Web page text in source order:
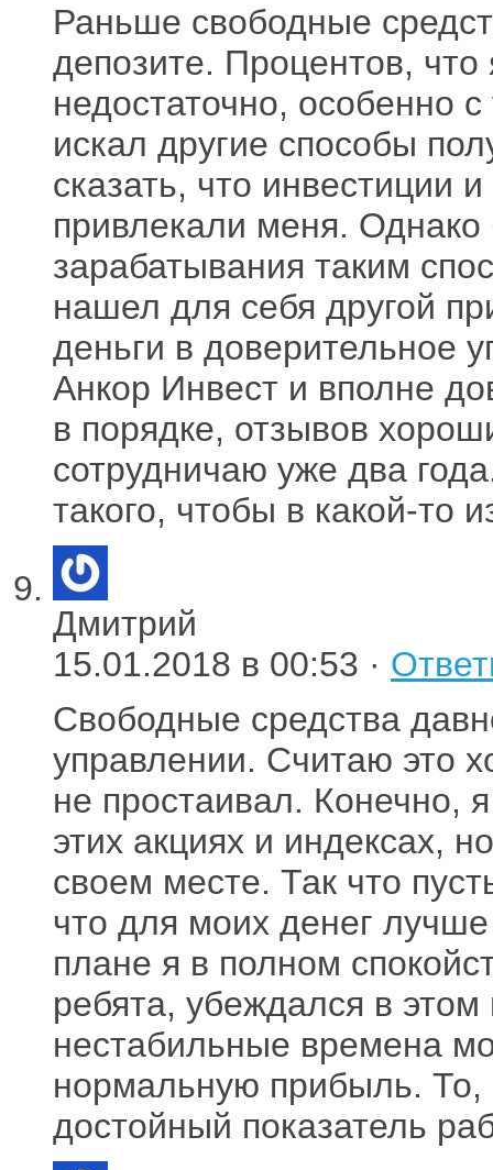
Раньше свободные
депозите. Процентов,
недостаточно, особенно
искал другие способы
сказать, что инвестиции
привлекали меня.
зарабатывания таким
нашел для себя другой
деньги в доверительное
Анкор Инвест и вполне
в порядке, отзывов
сотрудничаю уже два
такого, чтобы в какой-то
Дмитрий
15.01.2018 в 00:53 ·
Свободные средства
управлении. Считаю это
не простаивал. Конечно,
этих акциях и индексах,
своем месте. Так что
что для моих денег
плане я в полном
ребята, убеждался в
нестабильные времена
нормальную прибыль. То,
достойный показатель